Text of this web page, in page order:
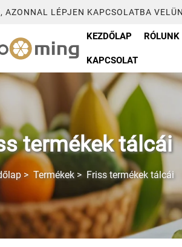
AZONNAL LÉPJEN KAPCSOLATBA
KEZDŐLAP RÓLUNK
KAPCSOLAT
termékek tálcái
> Termékek > Friss termékek tálcái